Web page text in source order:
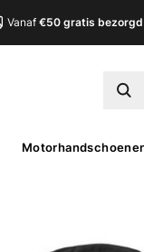
Vanaf€50 gratis bezorgd